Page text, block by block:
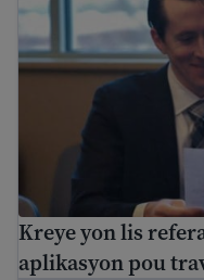
Kreye yon lis
aplikasyon pou